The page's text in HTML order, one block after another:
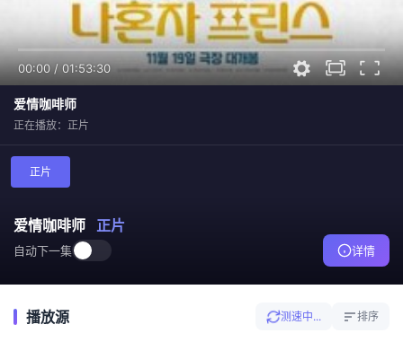
00:00/ 01:53:30
爱情咖啡师
正在播放：正片
正片
爱情咖啡师 正片
自动下一集 详情
播放源 测速中... 排序